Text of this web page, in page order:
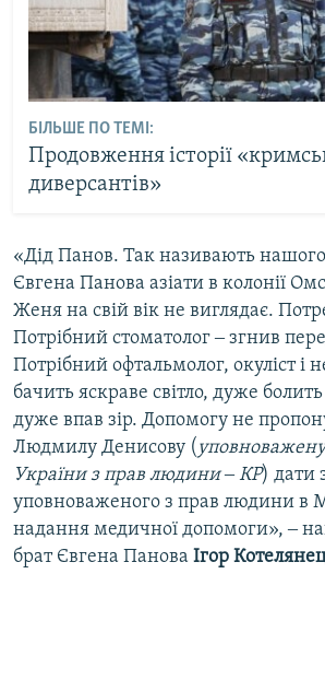
БІЛЬШЕ ПО ТЕМІ:
Продовження історії
диверсантів»
«Дід Панов. Так називають
Євгена Панова азіати в колонії
Женя на свій вік не виглядає.
Потрібний стоматолог ‒ згнив
Потрібний офтальмолог, окуліст і
бачить яскраве світло, дуже болить
дуже впав зір. Допомогу не
Людмилу Денисову (
України з прав людини ‒ КР) дати
уповноваженого з прав людини в
надання медичної допомоги», ‒
брат Євгена Панова Ігор